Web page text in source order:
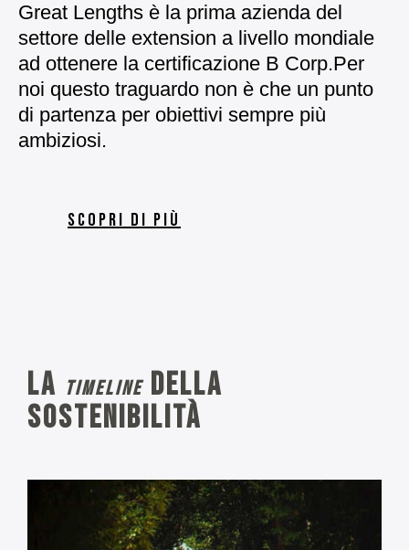
Great Lengths è la prima azienda del
settore delle extension a livello mondiale
ad ottenere la certificazione B Corp.Per
noi questo traguardo non è che un punto
di partenza per obiettivi sempre più
ambiziosi.
SCOPRI DI PIÙ
La timelinedella
sostenibilità